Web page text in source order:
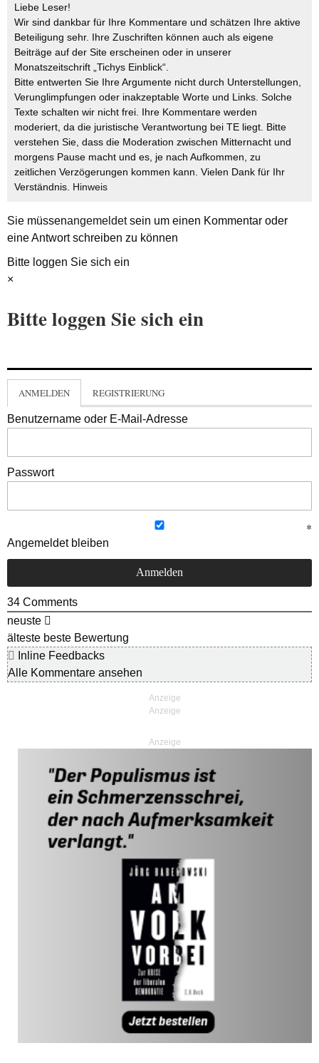
Liebe Leser!
Wir sind dankbar für Ihre Kommentare und schätzen Ihre aktive
Beteiligung sehr. Ihre Zuschriften können auch als eigene
Beiträge auf der Site erscheinen oder in unserer
Monatszeitschrift „Tichys Einblick“.
Bitte entwerten Sie Ihre Argumente nicht durch Unterstellungen,
Verunglimpfungen oder inakzeptable Worte und Links. Solche
Texte schalten wir nicht frei. Ihre Kommentare werden
moderiert, da die juristische Verantwortung bei TE liegt. Bitte
verstehen Sie, dass die Moderation zwischen Mitternacht und
morgens Pause macht und es, je nach Aufkommen, zu
zeitlichen Verzögerungen kommen kann. Vielen Dank für Ihr
Verständnis. Hinweis
Sie müssenangemeldetsein um einen Kommentar oder
eine Antwort schreiben zu können
Bitte loggen Sie sich ein
×
Bitte loggen Sie sich ein
ANMELDEN REGISTRIERUNG
Benutzername oder E-Mail-Adresse
Passwort
Angemeldet bleiben
34 Comments
neuste
älteste beste Bewertung
Inline Feedbacks
Alle Kommentare ansehen
Anzeige